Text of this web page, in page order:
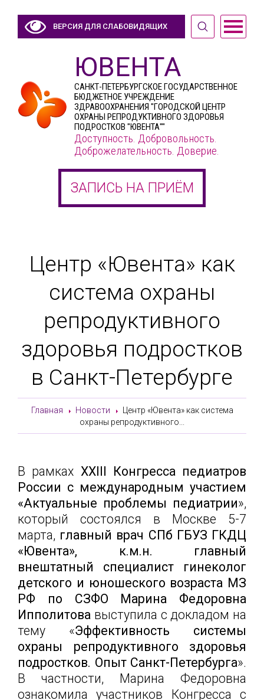
ВЕРСИЯ ДЛЯ СЛАБОВИДЯЩИХ
ЮВЕНТА
САНКТ-ПЕТЕРБУРГСКОЕ ГОСУДАРСТВЕННОЕ
БЮДЖЕТНОЕ УЧРЕЖДЕНИЕ
ЗДРАВООХРАНЕНИЯ "ГОРОДСКОЙ ЦЕНТР
ОХРАНЫ РЕПРОДУКТИВНОГО ЗДОРОВЬЯ
ПОДРОСТКОВ "ЮВЕНТА""
Доступность. Добровольность.
Доброжелательность. Доверие.
ЗАПИСЬ НА ПРИЁМ
Центр «Ювента» как
система охраны
репродуктивного
здоровья подростков
в Санкт-Петербурге
Главная Новости
Центр «Ювента» как система
охраны репродуктивного...
В рамках XXIII Конгресса педиатров
России с международным участием
«Актуальные проблемы педиатрии»,
который состоялся в Москве 5-7
марта, главный врач СПб ГБУЗ ГКДЦ
«Ювента», к.м.н.
главный
внештатный специалист гинеколог
детского и юношеского возраста МЗ
РФ по СЗФО Марина Федоровна
Ипполитова выступила с докладом на
тему «Эффективность системы
охраны репродуктивного здоровья
подростков. Опыт Санкт-Петербурга».
В частности, Марина Федоровна
ознакомила участников Конгресса с